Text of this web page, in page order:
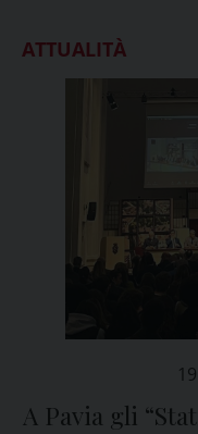
ATTUALITÀ
A Pavia gli